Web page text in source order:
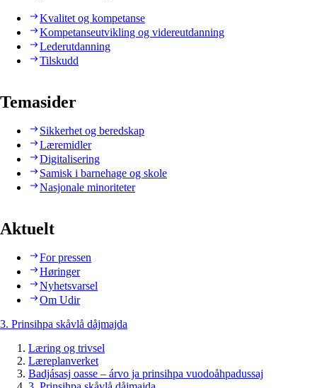
Kvalitet og kompetanse
Kompetanseutvikling og videreutdanning
Lederutdanning
Tilskudd
Temasider
Sikkerhet og beredskap
Læremidler
Digitalisering
Samisk i barnehage og skole
Nasjonale minoriteter
Aktuelt
For pressen
Høringer
Nyhetsvarsel
Om Udir
3. Prinsihpa skåvlå dåjmajda
Læring og trivsel
Læreplanverket
Badjásasj oasse – árvo ja prinsihpa vuodoåhpadussaj